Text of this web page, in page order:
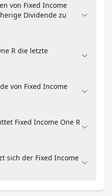
von Fixed Income
Dividende zu
R die letzte
von Fixed Income
Fixed Income One R
sich der Fixed Income